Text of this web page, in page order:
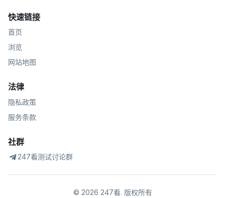
快速链接
首页
浏览
网站地图
法律
隐私政策
服务条款
社群
247看测试讨论群
© 2026 247看. 版权所有